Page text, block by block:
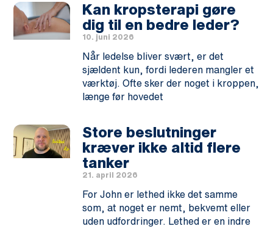
Kan kropsterapi gøre
dig til en bedre leder?
10. juni 2026
Når ledelse bliver svært, er det
sjældent kun, fordi lederen mangler et
værktøj. Ofte sker der noget i kroppen,
længe før hovedet
Store beslutninger
kræver ikke altid flere
tanker
21. april 2026
For John er lethed ikke det samme
som, at noget er nemt, bekvemt eller
uden udfordringer. Lethed er en indre